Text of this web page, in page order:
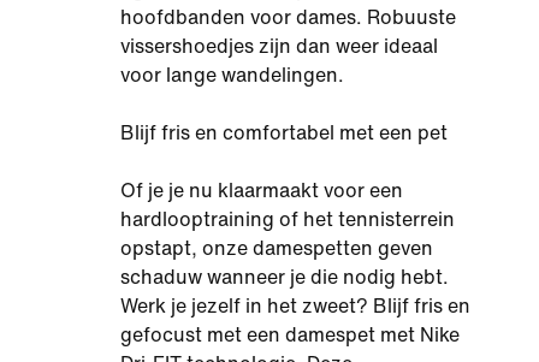
hoofdbanden voor dames. Robuuste
vissershoedjes zijn dan weer ideaal
voor lange wandelingen.
Blijf fris en comfortabel met een pet
Of je je nu klaarmaakt voor een
hardlooptraining of het tennisterrein
opstapt, onze damespetten geven
schaduw wanneer je die nodig hebt.
Werk je jezelf in het zweet? Blijf fris en
gefocust met een damespet met Nike